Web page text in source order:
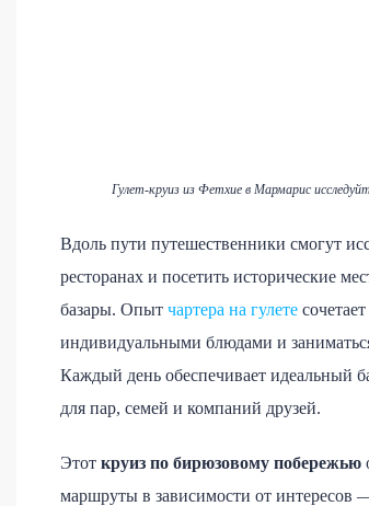
Гулет-круиз из Фетхие в Мармарис
Вдоль пути путешественники смогут
ресторанах и посетить исторические
базары. Опыт чартера на гулете
индивидуальными блюдами и
Каждый день обеспечивает идеальный
для пар, семей и компаний друзей.
Этот круиз по бирюзовому побережью
маршруты в зависимости от интересов